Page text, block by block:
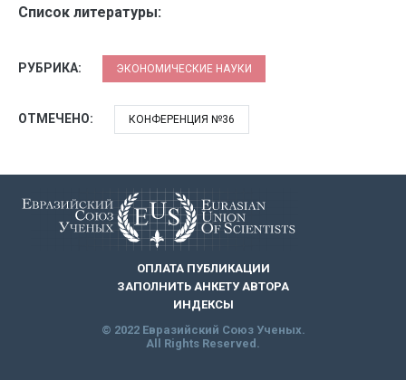
Список литературы:
РУБРИКА: ЭКОНОМИЧЕСКИЕ НАУКИ
ОТМЕЧЕНО: КОНФЕРЕНЦИЯ №36
ОПЛАТА ПУБЛИКАЦИИ
ЗАПОЛНИТЬ АНКЕТУ АВТОРА
ИНДЕКСЫ
© 2022 Евразийский Союз Ученых.
All Rights Reserved.